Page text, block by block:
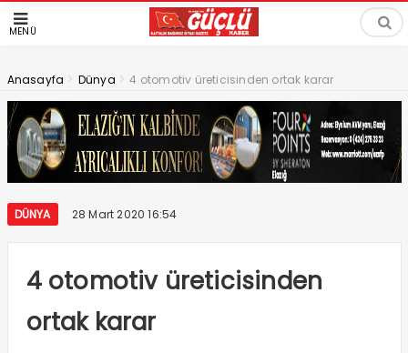
MENÜ
Anasayfa > Dünya >4 otomotiv üreticisinden ortak karar
DÜNYA 28 Mart 2020 16:54
4 otomotiv üreticisinden
ortak karar